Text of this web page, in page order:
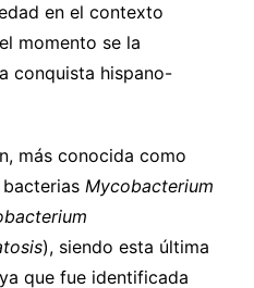
en el contexto
momento se la
conquista hispano-
más conocida como
Mycobacterium
), siendo esta última
que fue identificada